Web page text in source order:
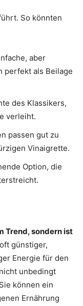
So könnten
aber
perfekt als Beilage
des Klassikers,
verleiht.
passen gut zu
Vinaigrette.
Option, die
Trend, sondern ist
günstiger,
Energie für den
unbedingt
können ein
Ernährung